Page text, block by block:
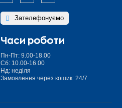
Зателефонуємо
Часи роботи
Пн-Пт: 9.00-18.00
Сб: 10.00-16.00
Нд: неділя
Замовлення через кошик: 24/7